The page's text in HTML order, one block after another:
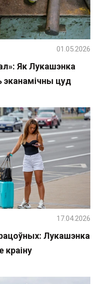
Як Лукашэнка
эканамічны цуд
01.05.2026
Лукашэнка
краіну
17.04.2026